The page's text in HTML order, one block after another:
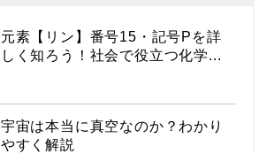
元素【リン】番号15・記号Pを詳
しく知ろう！社会で役立つ化学...
宇宙は本当に真空なのか？わかり
やすく解説